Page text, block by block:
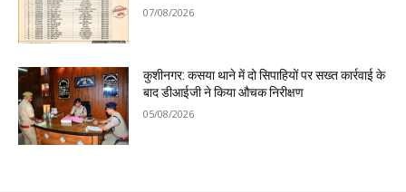
07/08/2026
कुशीनगर: कसया थाने में दो सिपाहियों पर सख्त कार्रवाई के
बाद डीआईजी ने किया औचक निरीक्षण
05/08/2026